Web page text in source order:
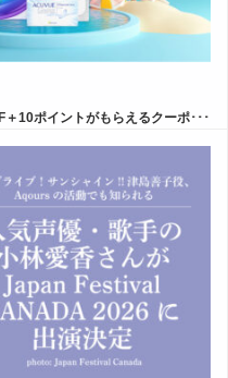
10ポイントがもらえるクーポ･･･